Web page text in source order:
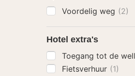
Voordelig weg (2)
Hotel extra's
Toegang tot de
Fietsverhuur (1)